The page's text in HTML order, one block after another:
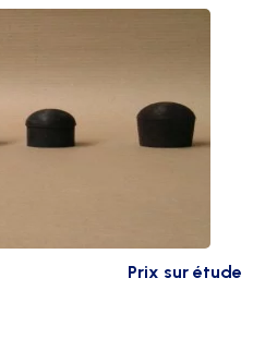
Prix sur étude